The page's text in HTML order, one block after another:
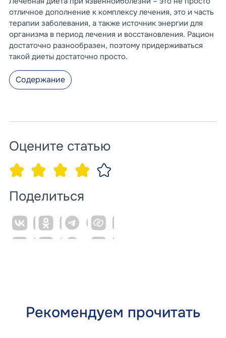
отличное дополнение к комплексу лечения, это и часть
терапии заболевания, а также источник энергии для
организма в период лечения и восстановления. Рацион
достаточно разнообразен, поэтому придерживаться
такой диеты достаточно просто.
Содержание
Оцените статью
Поделиться
Рекомендуем прочитать